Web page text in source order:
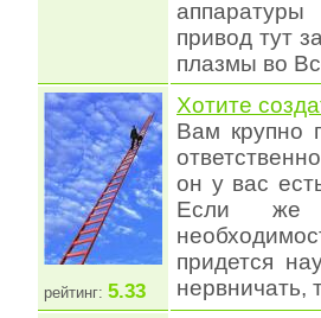
аппаратуры
привод тут
плазмы во
рейтинг: 5.33
Хотите
Вам крупно
он у вас
Если же
придется
нервничать,